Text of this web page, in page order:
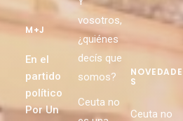
M+J
En el
partido
político
Por Un
vosotros,
¿quiénes
decís que
somos?
Ceuta no
NOVEDADE
S
Ceuta no